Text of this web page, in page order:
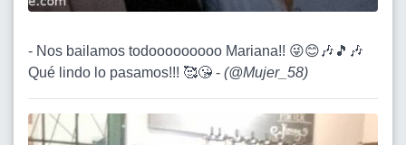
- Nos bailamos todooooooooo Mariana!! 😜😊🎶🎵🎶
Qué lindo lo pasamos!!! 🥰😘 - (@Mujer_58)